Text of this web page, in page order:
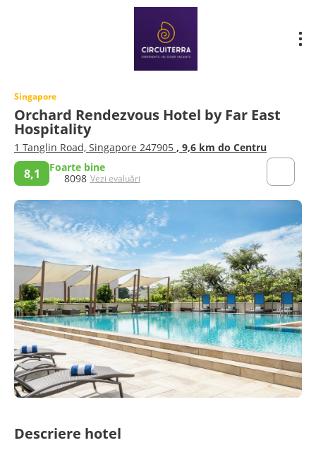
Singapore
Orchard Rendezvous Hotel by Far East
Hospitality
1 Tanglin Road, Singapore 247905 , 9,6 km do Centru
8,1
Foarte bine
8098 Vezi evaluări
Descriere hotel